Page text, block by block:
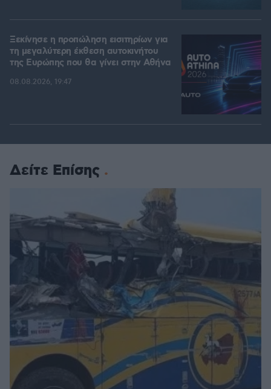
Ξεκίνησε η προπώληση εισιτηρίων για
τη μεγαλύτερη έκθεση αυτοκινήτου
της Ευρώπης που θα γίνει στην Αθήνα
08.08.2026, 19:47
Δείτε Επίσης